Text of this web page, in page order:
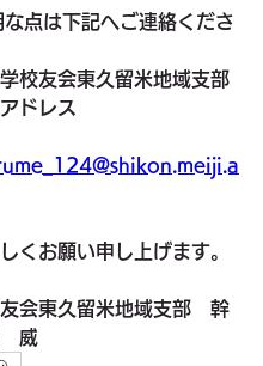
な点は下記へご連絡くださ
友会東久留米地域支部
アドレス
くお願い申し上げます。
会東久留米地域支部　幹
威